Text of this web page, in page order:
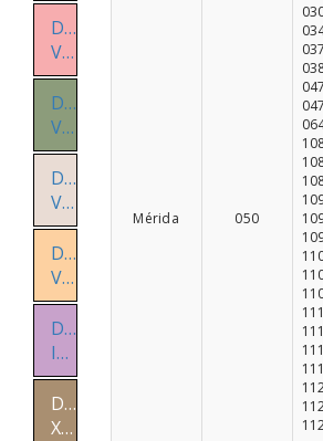
Distrito
V
Distrito
VI
Distrito
VII
Distrito
VIII
Distrito
IX
Distrito
X
Mérida 050